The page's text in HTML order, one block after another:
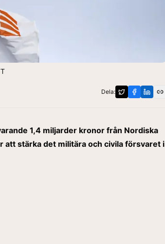
Dela:
1,4 miljarder kronor från Nordiska
att stärka det militära och civila försvaret i